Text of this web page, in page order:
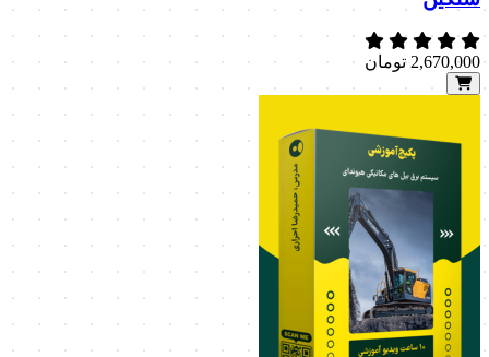
2,670,000 تومان